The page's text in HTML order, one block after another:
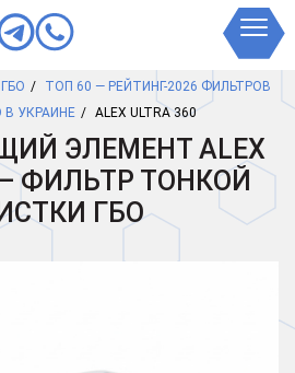
ТОП 60 — РЕЙТИНГ-2026 ФИЛЬТРОВ
УКРАИНЕ
ALEX ULTRA 360
ЭЛЕМЕНТ ALEX
— ФИЛЬТР ТОНКОЙ
ГБО